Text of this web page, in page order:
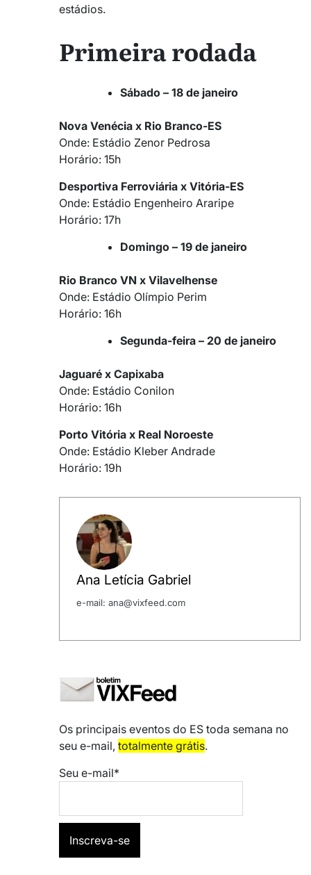
estádios.
Primeira rodada
Sábado – 18 de janeiro
Nova Venécia x Rio Branco-ES
Onde: Estádio Zenor Pedrosa
Horário: 15h
Desportiva Ferroviária x Vitória-ES
Onde: Estádio Engenheiro Araripe
Horário: 17h
Domingo – 19 de janeiro
Rio Branco VN x Vilavelhense
Onde: Estádio Olímpio Perim
Horário: 16h
Segunda-feira – 20 de janeiro
Jaguaré x Capixaba
Onde: Estádio Conilon
Horário: 16h
Porto Vitória x Real Noroeste
Onde: Estádio Kleber Andrade
Horário: 19h
Ana Letícia Gabriel
e-mail: ana@vixfeed.com
Os principais eventos do ES toda semana no
seu e-mail, totalmente grátis.
Seu e-mail*